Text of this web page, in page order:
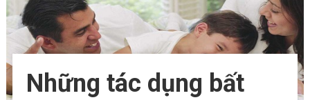
Những tác dụng bất